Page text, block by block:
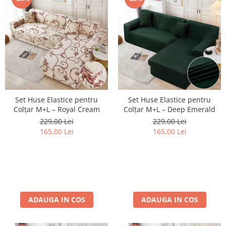
Set Huse Elastice pentru
Colțar M+L – Royal Cream
229,00 Lei
165,00 Lei
ADAUGA IN COS
Set Huse Elastice pentru
Colțar M+L – Deep Emerald
229,00 Lei
165,00 Lei
ADAUGA IN COS